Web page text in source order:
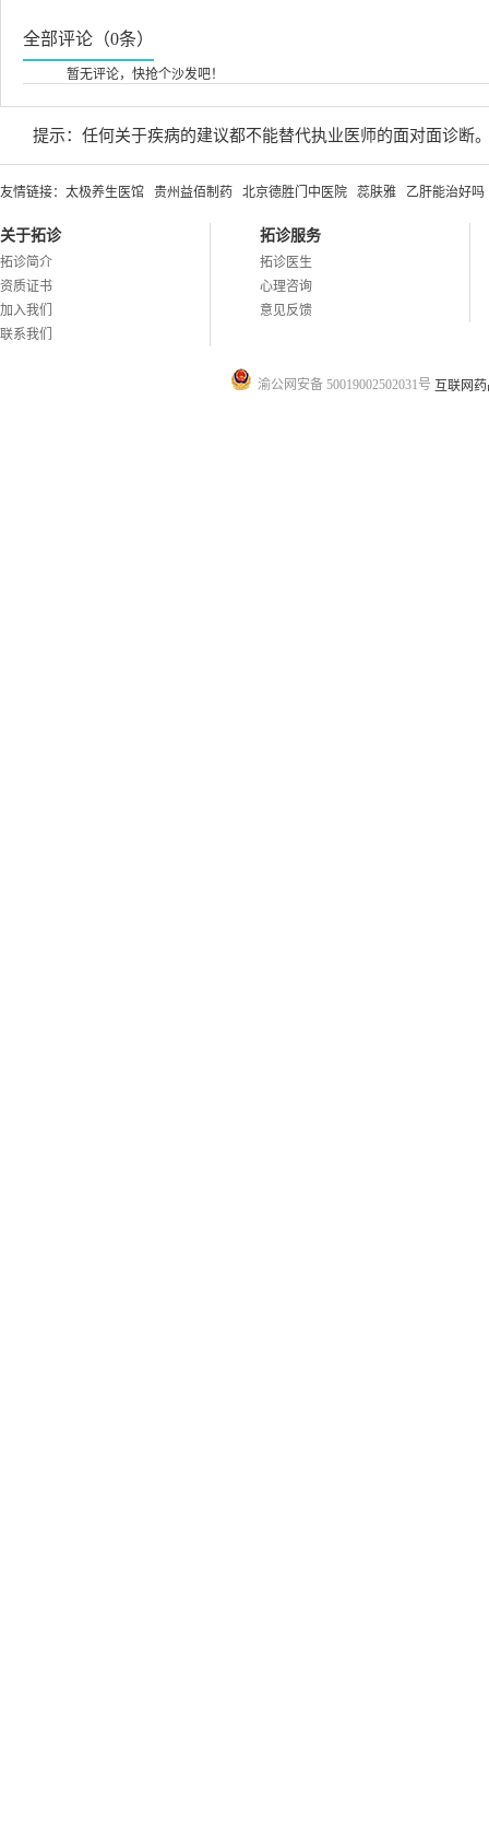
全部评论（0条）
暂无评论，快抢个沙发吧！
提示：任何关于疾病的建议都不能替代执业医师的面对面诊断
友情链接： 太极养生医馆 贵州益佰制药 北京德胜门中医院 蕊肤雅 乙肝能治好吗
关于拓诊
拓诊简介
资质证书
加入我们
联系我们
拓诊服务
拓诊医生
心理咨询
意见反馈
渝公网安备 50019002502031号 互联网